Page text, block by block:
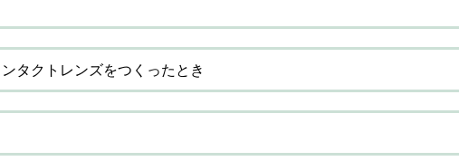
タクトレンズをつくったとき